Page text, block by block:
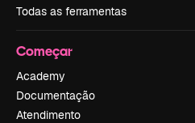
Todas as ferramentas
Começar
Academy
Documentação
Atendimento